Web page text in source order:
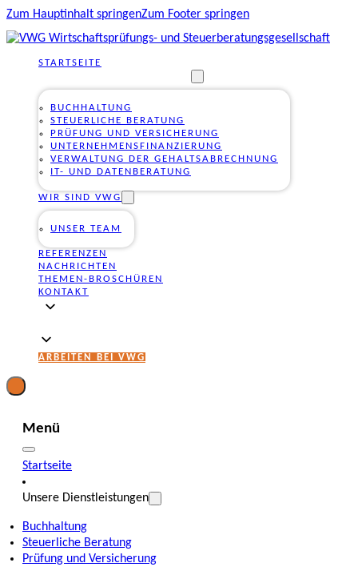
Zum Hauptinhalt springenZum Footer springen
STARTSEITE
BUCHHALTUNG
STEUERLICHE BERATUNG
PRÜFUNG UND VERSICHERUNG
UNTERNEHMENSFINANZIERUNG
VERWALTUNG DER GEHALTSABRECHNUNG
IT- UND DATENBERATUNG
WIR SIND VWG
UNSER TEAM
REFERENZEN
NACHRICHTEN
THEMEN-BROSCHÜREN
KONTAKT
ARBEITEN BEI VWG
Menü
Startseite
Unsere Dienstleistungen
Buchhaltung
Steuerliche Beratung
Prüfung und Versicherung